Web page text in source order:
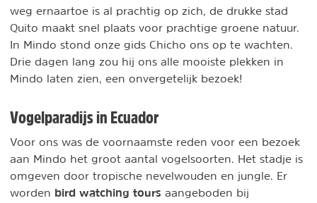
weg ernaartoe is al prachtig op zich, de drukke stad
Quito maakt snel plaats voor prachtige groene natuur.
In Mindo stond onze gids Chicho ons op te wachten.
Drie dagen lang zou hij ons alle mooiste plekken in
Mindo laten zien, een onvergetelijk bezoek!
Vogelparadijs in Ecuador
Voor ons was de voornaamste reden voor een bezoek
aan Mindo het groot aantal vogelsoorten. Het stadje is
omgeven door tropische nevelwouden en jungle. Er
worden bird watching tours aangeboden bij